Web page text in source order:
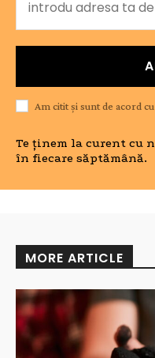
Am citit și sunt de acord cu
Te ținem la curent cu
în fiecare săptămână.
MORE ARTICLE